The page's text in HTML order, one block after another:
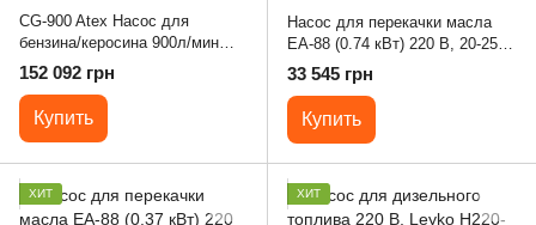
CG-900 Atex Насос для
бензина/керосина 900л/мин
220В
152 092 грн
Купить
Насос для перекачки масла
EA-88 (0.74 кВт) 220 В, 20-25 л/
мин
33 545 грн
Купить
ХИТ ХИТ